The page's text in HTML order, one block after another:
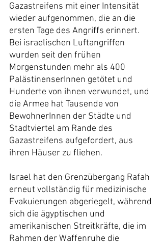
Gazastreifens mit einer Intensität
wieder aufgenommen, die an die
ersten Tage des Angriffs erinnert.
Bei israelischen Luftangriffen
wurden seit den frühen
Morgenstunden mehr als 400
PalästinenserInnen getötet und
Hunderte von ihnen verwundet, und
die Armee hat Tausende von
BewohnerInnen der Städte und
Stadtviertel am Rande des
Gazastreifens aufgefordert, aus
ihren Häuser zu fliehen.
Israel hat den Grenzübergang Rafah
erneut vollständig für medizinische
Evakuierungen abgeriegelt, während
sich die ägyptischen und
amerikanischen Streitkräfte, die im
Rahmen der Waffenruhe die